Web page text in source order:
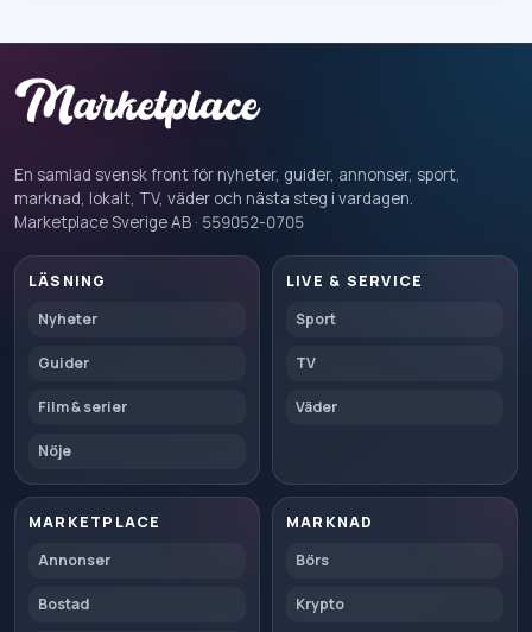
En samlad svensk front för nyheter, guider, annonser, sport,
marknad, lokalt, TV, väder och nästa steg i vardagen.
Marketplace Sverige AB · 559052-0705
LÄSNING
Nyheter
Guider
Film & serier
Nöje
LIVE & SERVICE
Sport
TV
Väder
MARKETPLACE
Annonser
Bostad
MARKNAD
Börs
Krypto